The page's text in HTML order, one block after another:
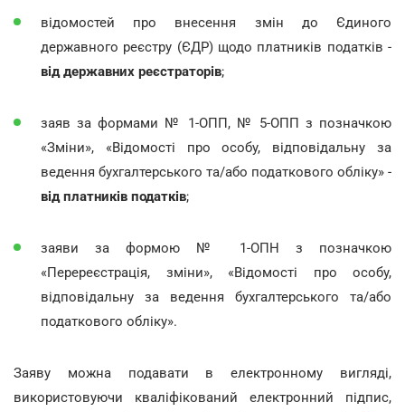
відомостей про внесення змін до Єдиного
державного реєстру (ЄДР) щодо платників податків -
від державних реєстраторів;
заяв за формами № 1-ОПП, № 5-ОПП з позначкою
«Зміни», «Відомості про особу, відповідальну за
ведення бухгалтерського та/або податкового обліку» -
від платників податків;
заяви за формою № 1-ОПН з позначкою
«Перереєстрація, зміни», «Відомості про особу,
відповідальну за ведення бухгалтерського та/або
податкового обліку».
Заяву можна подавати в електронному вигляді,
використовуючи кваліфікований електронний підпис,